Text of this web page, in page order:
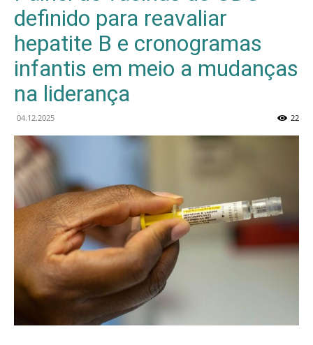
definido para reavaliar
hepatite B e cronogramas
infantis em meio a mudanças
na liderança
04.12.2025 22